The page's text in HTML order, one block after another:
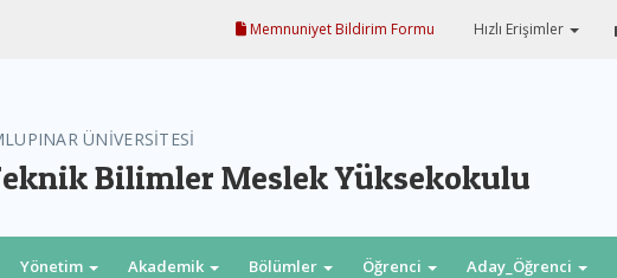
Memnuniyet Bildirim Formu Hızlı Erişimler
ÜNİVERSİTESİ
Bilimler Meslek Yüksekokulu
Yönetim Akademik Bölümler Öğrenci Aday_Öğrenci